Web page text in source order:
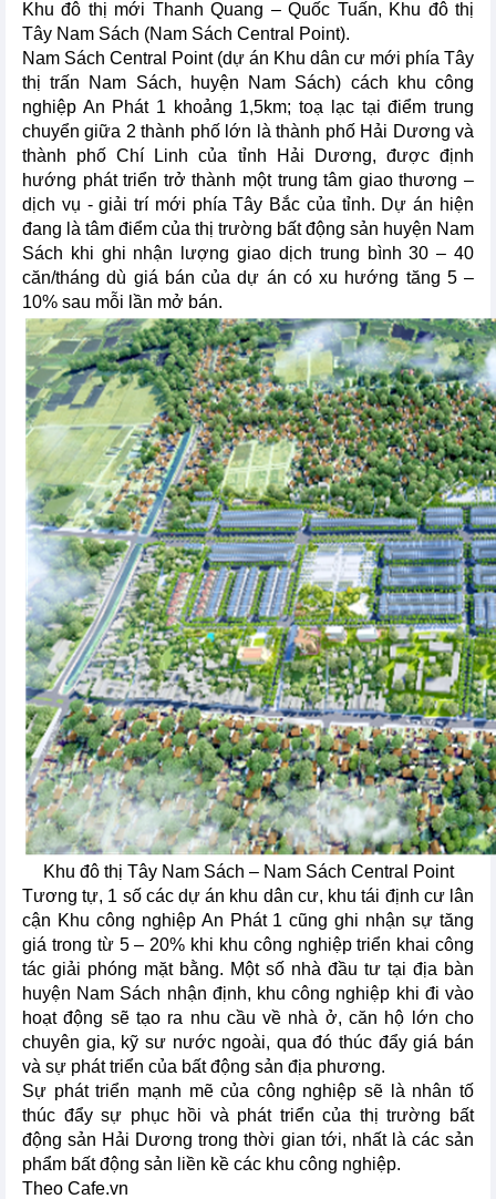
Khu đô thị mới Thanh Quang – Quốc Tuấn, Khu đô thị
Tây Nam Sách (Nam Sách Central Point).
Nam Sách Central Point (dự án Khu dân cư mới phía Tây
thị trấn Nam Sách, huyện Nam Sách) cách khu công
nghiệp An Phát 1 khoảng 1,5km; toạ lạc tại điểm trung
chuyển giữa 2 thành phố lớn là thành phố Hải Dương và
thành phố Chí Linh của tỉnh Hải Dương, được định
hướng phát triển trở thành một trung tâm giao thương –
dịch vụ - giải trí mới phía Tây Bắc của tỉnh. Dự án hiện
đang là tâm điểm của thị trường bất động sản huyện Nam
Sách khi ghi nhận lượng giao dịch trung bình 30 – 40
căn/tháng dù giá bán của dự án có xu hướng tăng 5 –
10% sau mỗi lần mở bán.
Khu đô thị Tây Nam Sách – Nam Sách Central Point
Tương tự, 1 số các dự án khu dân cư, khu tái định cư lân
cận Khu công nghiệp An Phát 1 cũng ghi nhận sự tăng
giá trong từ 5 – 20% khi khu công nghiệp triển khai công
tác giải phóng mặt bằng. Một số nhà đầu tư tại địa bàn
huyện Nam Sách nhận định, khu công nghiệp khi đi vào
hoạt động sẽ tạo ra nhu cầu về nhà ở, căn hộ lớn cho
chuyên gia, kỹ sư nước ngoài, qua đó thúc đẩy giá bán
và sự phát triển của bất động sản địa phương.
Sự phát triển mạnh mẽ của công nghiệp sẽ là nhân tố
thúc đẩy sự phục hồi và phát triển của thị trường bất
động sản Hải Dương trong thời gian tới, nhất là các sản
phẩm bất động sản liền kề các khu công nghiệp.
Theo Cafe.vn